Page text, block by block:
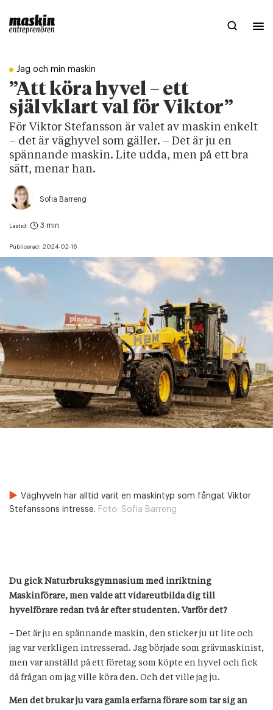
Jag och min maskin
”Att köra hyvel – ett
självklart val för Viktor”
För Viktor Stefansson är valet av maskin enkelt
– det är väghyvel som gäller. – Det är ju en
spännande maskin. Lite udda, men på ett bra
sätt, menar han.
Sofia Barreng
Publicerad: 2024-02-16
Lästid: 3 min
Väghyveln har alltid varit en maskintyp som fångat Viktor
Stefanssons intresse. Foto: Sofia Barreng
Du gick Naturbruksgymnasium med inriktning
Maskinförare, men valde att vidareutbilda dig till
hyvelförare redan två år efter studenten. Varför det?
– Det är ju en spännande maskin, den sticker ju ut lite och
jag var verkligen intresserad. Jag började som grävmaskinist,
men var anställd på ett företag som köpte en hyvel och fick
då frågan om jag ville köra den. Och det ville jag ju.
Men det brukar ju vara gamla erfarna förare som tar sig an